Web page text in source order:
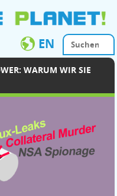
EN
WARUM WIR SIE